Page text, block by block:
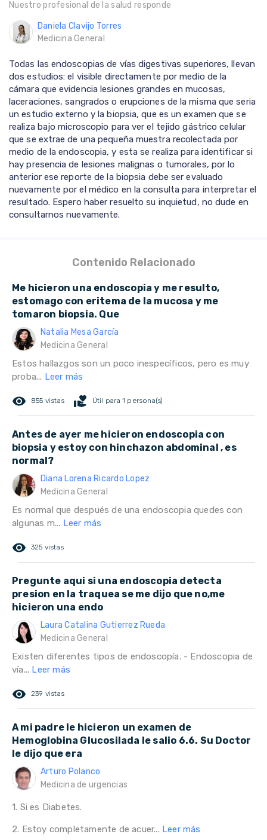
Nuestro profesional de la salud responde
Daniela Clavijo Torres
Medicina General
Todas las endoscopias de vías digestivas superiores, llevan
dos estudios: el visible directamente por medio de la
cámara que evidencia lesiones grandes en mucosas,
laceraciones, sangrados o erupciones de la misma que seria
un estudio externo y la biopsia, que es un examen que se
realiza bajo microscopio para ver el tejido gástrico celular
que se extrae de una pequeña muestra recolectada por
medio de la endoscopia, y esta se realiza para identificar si
hay presencia de lesiones malignas o tumorales, por lo
anterior ese reporte de la biopsia debe ser evaluado
nuevamente por el médico en la consulta para interpretar el
resultado. Espero haber resuelto su inquietud, no dude en
consultarnos nuevamente.
Contenido Relacionado
Me hicieron una endoscopia y me resulto,
estomago con eritema de la mucosa y me
tomaron biopsia. Que
Natalia Mesa García
Medicina General
Estos hallazgos son un poco inespecíficos, pero es muy
proba... Leer más
remove_red_eye 855 vistas volunteer_activism Útil para 1 persona(s)
Antes de ayer me hicieron endoscopia con
biopsia y estoy con hinchazon abdominal , es
normal?
Diana Lorena Ricardo Lopez
Medicina General
Es normal que después de una endoscopia quedes con
algunas m... Leer más
remove_red_eye 325 vistas
Pregunte aqui si una endoscopia detecta
presion en la traquea se me dijo que no,me
hicieron una endo
Laura Catalina Gutierrez Rueda
Medicina General
Existen diferentes tipos de endoscopía. - Endoscopia de
vía... Leer más
remove_red_eye 239 vistas
A mi padre le hicieron un examen de
Hemoglobina Glucosilada le salio 6.6. Su Doctor
le dijo que era
Arturo Polanco
Medicina de urgencias
1. Si es Diabetes.
2. Estoy completamente de acuer... Leer más